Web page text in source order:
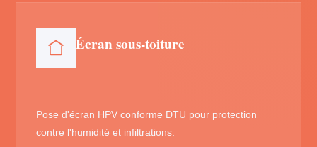
Écran sous-toiture
Pose d'écran HPV conforme DTU pour protection
contre l'humidité et infiltrations.